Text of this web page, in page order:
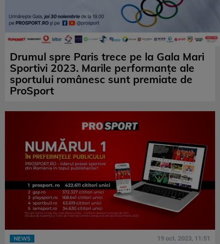
Drumul spre Paris trece pe la Gala Mari
Sportivi 2023. Marile performanțe ale
sportului românesc sunt premiate de
ProSport
NEWS 19 oct. 2023, 11:51